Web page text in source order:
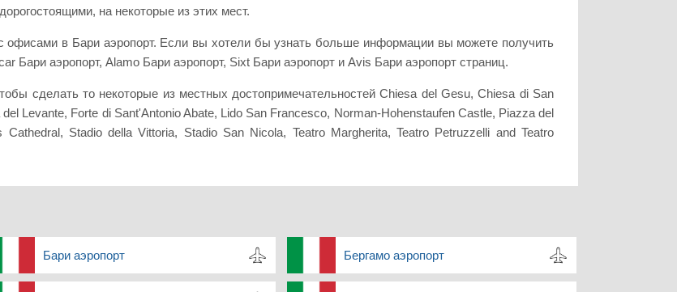
на некоторые из этих мест.
офисами в Бари аэропорт. Если вы хотели бы узнать больше информации вы можете получить
Бари аэропорт, Alamo Бари аэропорт, Sixt Бари аэропорт и Avis Бари аэропорт страниц.
сделать то некоторые из местных достопримечательностей Chiesa del Gesu, Chiesa di San
Levante, Forte di Sant'Antonio Abate, Lido San Francesco, Norman-Hohenstaufen Castle, Piazza del
Stadio della Vittoria, Stadio San Nicola, Teatro Margherita, Teatro Petruzzelli and Teatro
Бари аэропорт Бергамо аэропорт